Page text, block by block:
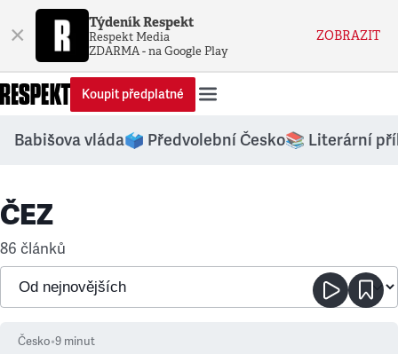
× Týdeník Respekt
Respekt Media
ZDARMA - na Google Play
ZOBRAZIT
Koupit předplatné
Babišova vláda🗳️ Předvolební Česko📚 Literární
ČEZ
86 článků
Česko•9 minut